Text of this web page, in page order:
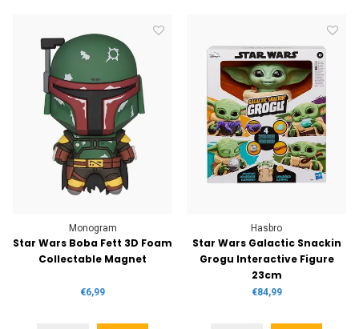
Monogram
Star Wars Boba Fett 3D Foam
Collectable Magnet
€6,99
Hasbro
Star Wars Galactic Snackin
Grogu Interactive Figure
23cm
€84,99